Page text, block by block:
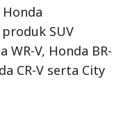
SUV
WR-V, Honda BR-
CR-V serta City